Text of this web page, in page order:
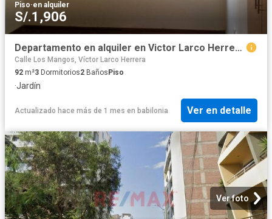
Piso·en alquiler
S/.1,906
Departamento en alquiler en Victor Larco Herrera a S/1,800 al mes
Calle Los Mangos, Víctor Larco Herrera
92 m²3 Dormitorios2 BañosPiso
·Jardín
Actualizado hace más de 1 mes en babilonia Ver en detalle
Ver foto